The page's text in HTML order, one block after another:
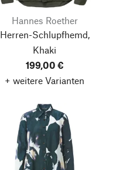
Hannes Roether
Herren-Schlupfhemd,
Khaki
199,00 €
+ weitere Varianten